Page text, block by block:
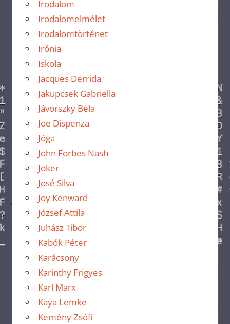
Irodalom
Irodalomelmélet
Irodalomtörténet
Irónia
Iskola
Jacques Derrida
Jakupcsek Gabriella
Jávorszky Béla
Joe Dispenza
Jóga
John Forbes Nash
Joker
José Silva
Joy Kenward
József Attila
Juhász Tibor
Kabók Péter
Karácsony
Karinthy Frigyes
Karl Marx
Kaya Lemke
Kemény Zsófi